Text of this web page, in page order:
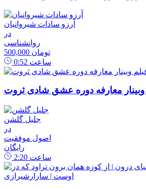
آرزو سادات شیروانیان
در
روانشناسی
500,000 تومان
0:52 ساعت
وبینار معارفه دوره عشق شادی ثروت
جلیل گلشن
در
اصول موفقیت
رایگان
2:20 ساعت